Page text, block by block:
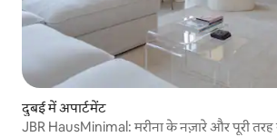
दुबई में अपार्टमेंट
JBR HausMinimal: मरीना के नज़ारे और पूरी